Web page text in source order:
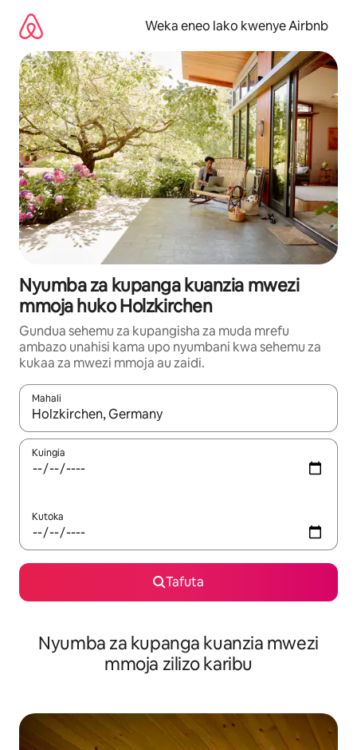
kwenda
kwenye
maudhui
Weka eneo lako kwenye Airbnb
Nyumba za kupanga kuanzia mwezi
mmoja huko Holzkirchen
Gundua sehemu za kupangisha za muda mrefu
ambazo unahisi kama upo nyumbani kwa sehemu za
kukaa za mwezi mmoja au zaidi.
Mahali
Wakati matokeo yanapatikana, vinjari kwa kutumia vitufe vya
Kuingia
Kutoka
Tafuta
Nyumba za kupanga kuanzia mwezi
mmoja zilizo karibu